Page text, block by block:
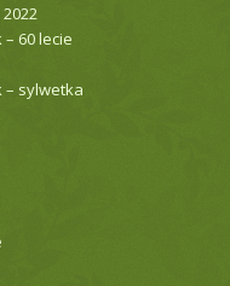
60 lecie
– sylwetka